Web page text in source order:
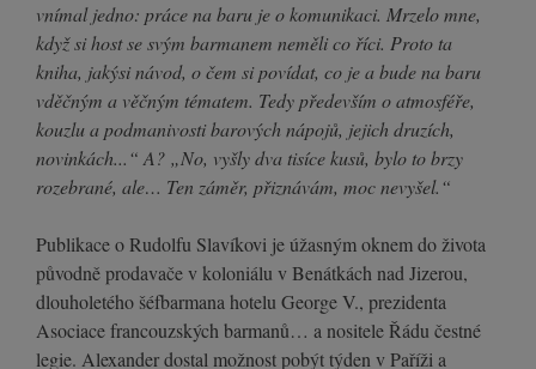
vnímal jedno: práce na baru je o komunikaci. Mrzelo mne,
když si host se svým barmanem neměli co říci. Proto ta
kniha, jakýsi návod, o čem si povídat, co je a bude na baru
vděčným a věčným tématem. Tedy především o atmosféře,
kouzlu a podmanivosti barových nápojů, jejich druzích,
novinkách...“ A? „No, vyšly dva tisíce kusů, bylo to brzy
rozebrané, ale… Ten záměr, přiznávám, moc nevyšel.“
Publikace o Rudolfu Slavíkovi je úžasným oknem do života
původně prodavače v koloniálu v Benátkách nad Jizerou,
dlouholetého šéfbarmana hotelu George V., prezidenta
Asociace francouzských barmanů… a nositele Řádu čestné
legie. Alexander dostal možnost pobýt týden v Paříži a